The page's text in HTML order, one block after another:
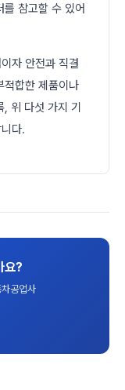
참고할 수 있어
자 안전과 직결
적합한 제품이나
위 다섯 가지 기
다.
요?
공업사